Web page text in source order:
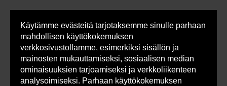
Käytämme evästeitä tarjotaksemme sinulle parhaan
mahdollisen käyttökokemuksen
verkkosivustollamme, esimerkiksi sisällön ja
mainosten mukauttamiseksi, sosiaalisen median
ominaisuuksien tarjoamiseksi ja verkkoliikenteen
analysoimiseksi. Parhaan käyttökokemuksen
Olet
tässä:
Armatec > Tuotteet > Venttiilit
>
Takaiskuventtiilit
> Istukkaventtiilit
>